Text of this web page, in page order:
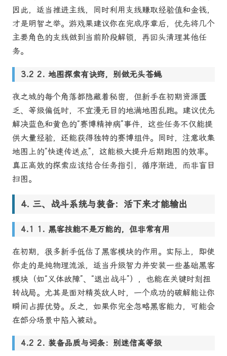
因此，适当推进主线，同时利用支线赚取经验值和金钱，
才是明智之举。游戏果建议你在完成序章后，优先将几个
主要角色的支线做到当前阶段解锁，再回头清理其他任
务。
2. 地图探索有诀窍，别做无头苍蝇
夜之城的每个角落都隐藏着秘密，但新手在初期资源匮
乏、等级偏低时，不宜漫无目的地满地图乱跑。建议优先
解决蓝色和黄色的“赛博精神病”事件，这些任务不仅能提
供大量经验，还能获得独特的赛博组件。同时，注意收集
地图上的“快速传送点”，这能极大提升后期跑图的效率。
真正高效的探索应该结合任务指引，循序渐进，而非盲目
扫图。
三、战斗系统与装备：活下来才能输出
1. 黑客技能不是万能的，但非常有用
在初期，很多新手低估了黑客模块的作用。实际上，即使
你走的是纯物理流派，适当升级智力并安装一些基础黑客
模块（如“义体故障”、“退出战斗”），也能在关键时刻扭
转战局。尤其是面对精英敌人时，一个成功的破解能让你
瞬间占据优势。反之，如果你完全忽略黑客能力，可能会
在部分场景中陷入被动。
2. 装备品质与词条：别迷信高等级